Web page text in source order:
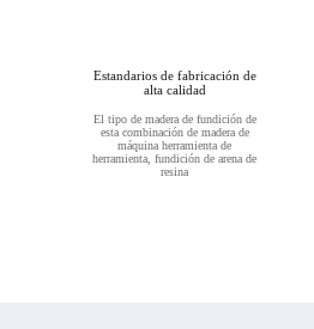
Estandarios de fabricación de
alta calidad
El tipo de madera de fundición de
esta combinación de madera de
máquina herramienta de
herramienta, fundición de arena de
resina